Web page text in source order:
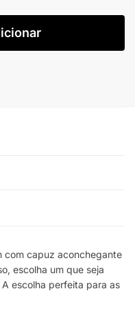
com capuz aconchegante
escolha um que seja
escolha perfeita para as